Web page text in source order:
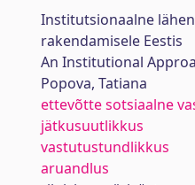
Institutsionaalne
rakendamisele Eestis
An Institutional
Popova, Tatiana
ettevõtte sotsiaalne
jätkusuutlikkus
vastutustundlikkus
aruandlus